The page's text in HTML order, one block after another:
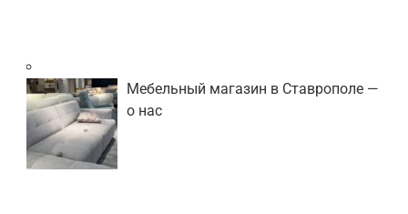
Мебельный магазин в Ставрополе —
о нас